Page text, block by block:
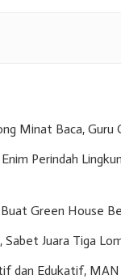
Minat Baca,
Perindah
Green House
Juara Tiga
dan Edukatif,